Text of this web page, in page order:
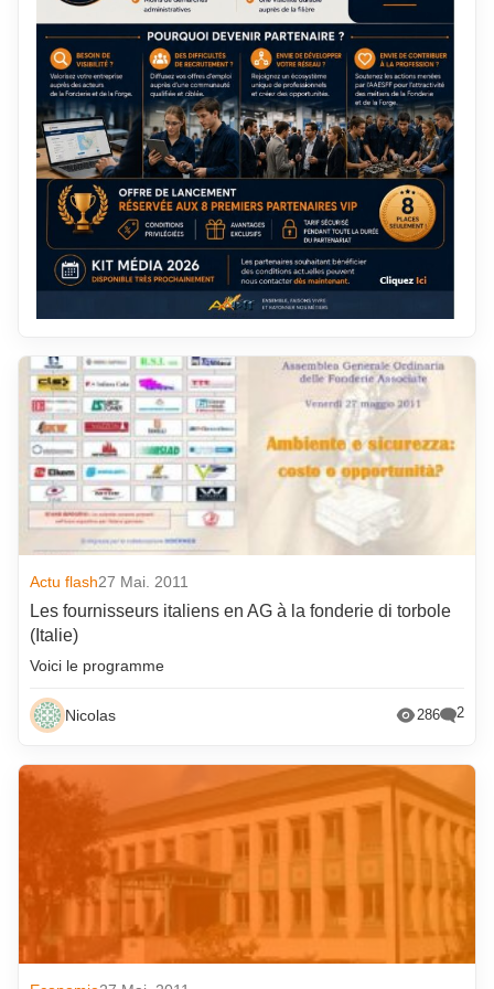
décembre 2019
novembre 2019
octobre 2019
septembre 2019
août 2019
juillet 2019
juin 2019
mai 2019
février 2019
janvier 2019
décembre 2018
novembre 2018
octobre 2018
janvier 2012
décembre 2011
novembre 2011
octobre 2011
septembre 2011
août 2011
juillet 2011
juin 2011
mai 2011
mars 2011
février 2011
janvier 2011
décembre 2010
Actu flash27 Mai. 2011
Les fournisseurs italiens en AG à la fonderie di torbole
(Italie)
Voici le programme
Nicolas 286 2